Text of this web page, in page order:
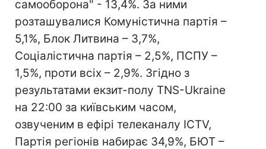
самооборона" - 13,4%. За ними
розташувалися Комуністична партія –
5,1%, Блок Литвина – 3,7%,
Соціалістична партія – 2,5%, ПСПУ –
1,5%, проти всіх – 2,9%. Згідно з
результатами екзит-полу TNS-Ukraine
на 22:00 за київським часом,
озвученим в ефірі телеканалу ICTV,
Партія регіонів набирає 34,9%, БЮТ –